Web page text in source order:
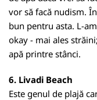
vor să facă nudism.
bun pentru asta. L-
okay - mai ales
apă printre stânci.
6. Livadi Beach
Este genul de plajă